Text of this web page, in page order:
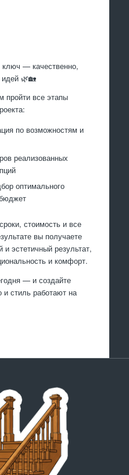
— качественно,
🌿🏡
пройти все этапы
по возможностям и
реализованных
оптимального
стоимость и все
вы получаете
эстетичный результат,
и комфорт.
— и создайте
и стиль работают на